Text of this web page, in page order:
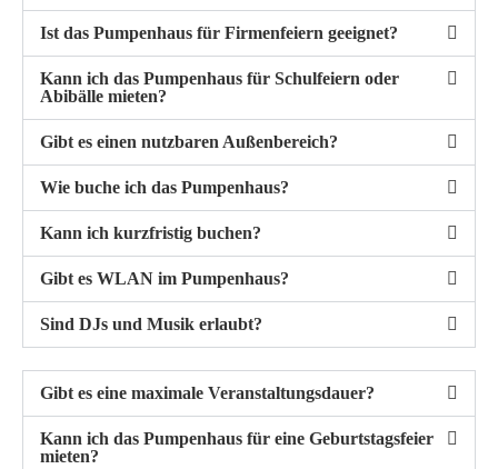
Ist das Pumpenhaus für Firmenfeiern geeignet?
Kann ich das Pumpenhaus für Schulfeiern oder
Abibälle mieten?
Gibt es einen nutzbaren Außenbereich?
Wie buche ich das Pumpenhaus?
Kann ich kurzfristig buchen?
Gibt es WLAN im Pumpenhaus?
Sind DJs und Musik erlaubt?
Gibt es eine maximale Veranstaltungsdauer?
Kann ich das Pumpenhaus für eine Geburtstagsfeier
mieten?